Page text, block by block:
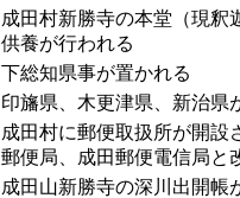
成田村新勝寺の本堂（現釈
供養が行われる
下総知県事が置かれる
印旛県、木更津県、新治県
成田村に郵便取扱所が開設
郵便局、成田郵便電信局と
成田山新勝寺の深川出開帳